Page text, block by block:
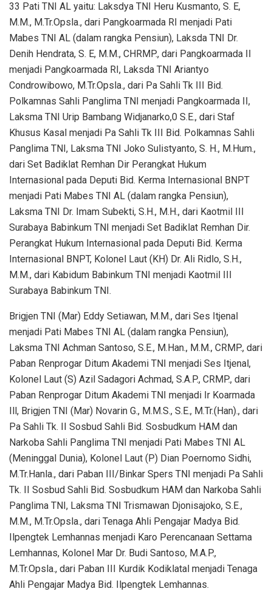
33 Pati TNI AL yaitu: Laksdya TNI Heru Kusmanto, S. E,
M.M., M.Tr.Opsla., dari Pangkoarmada RI menjadi Pati
Mabes TNI AL (dalam rangka Pensiun), Laksda TNI Dr.
Denih Hendrata, S. E, M.M., CHRMP., dari Pangkoarmada II
menjadi Pangkoarmada RI, Laksda TNI Ariantyo
Condrowibowo, M.Tr.Opsla., dari Pa Sahli Tk III Bid.
Polkamnas Sahli Panglima TNI menjadi Pangkoarmada II,
Laksma TNI Urip Bambang Widjanarko,0 S.E., dari Staf
Khusus Kasal menjadi Pa Sahli Tk III Bid. Polkamnas Sahli
Panglima TNI, Laksma TNI Joko Sulistyanto, S. H., M.Hum.,
dari Set Badiklat Remhan Dir Perangkat Hukum
Internasional pada Deputi Bid. Kerma Internasional BNPT
menjadi Pati Mabes TNI AL (dalam rangka Pensiun),
Laksma TNI Dr. Imam Subekti, S.H., M.H., dari Kaotmil III
Surabaya Babinkum TNI menjadi Set Badiklat Remhan Dir.
Perangkat Hukum Internasional pada Deputi Bid. Kerma
Internasional BNPT, Kolonel Laut (KH) Dr. Ali Ridlo, S.H.,
M.M., dari Kabidum Babinkum TNI menjadi Kaotmil III
Surabaya Babinkum TNI.
Brigjen TNI (Mar) Eddy Setiawan, M.M., dari Ses Itjenal
menjadi Pati Mabes TNI AL (dalam rangka Pensiun),
Laksma TNI Achman Santoso, S.E., M.Han., M.M., CRMP., dari
Paban Renprogar Ditum Akademi TNI menjadi Ses Itjenal,
Kolonel Laut (S) Azil Sadagori Achmad, S.A.P., CRMP., dari
Paban Renprogar Ditum Akademi TNI menjadi Ir Koarmada
Ill, Brigjen TNI (Mar) Novarin G., M.M.S., S.E., M.Tr.(Han)., dari
Pa Sahli Tk. II Sosbud Sahli Bid. Sosbudkum HAM dan
Narkoba Sahli Panglima TNI menjadi Pati Mabes TNI AL
(Meninggal Dunia), Kolonel Laut (P) Dian Poernomo Sidhi,
M.Tr.Hanla., dari Paban III/Binkar Spers TNI menjadi Pa Sahli
Tk. II Sosbud Sahli Bid. Sosbudkum HAM dan Narkoba Sahli
Panglima TNI, Laksma TNI Trismawan Djonisajoko, S.E.,
M.M., M.Tr.Opsla., dari Tenaga Ahli Pengajar Madya Bid.
Ilpengtek Lemhannas menjadi Karo Perencanaan Settama
Lemhannas, Kolonel Mar Dr. Budi Santoso, M.A.P.,
M.Tr.Opsla., dari Paban III Kurdik Kodiklatal menjadi Tenaga
Ahli Pengajar Madya Bid. Ilpengtek Lemhannas.